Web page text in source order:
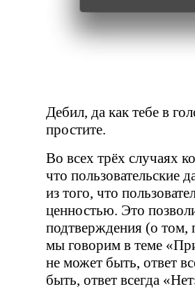
Дебил, да как тебе в
простите.
Во всех трёх случаях
что пользовательские
из того, что
ценностью. Это
подтверждения (о том,
мы говорим в теме «
не может быть, ответ
быть, ответ всегда «